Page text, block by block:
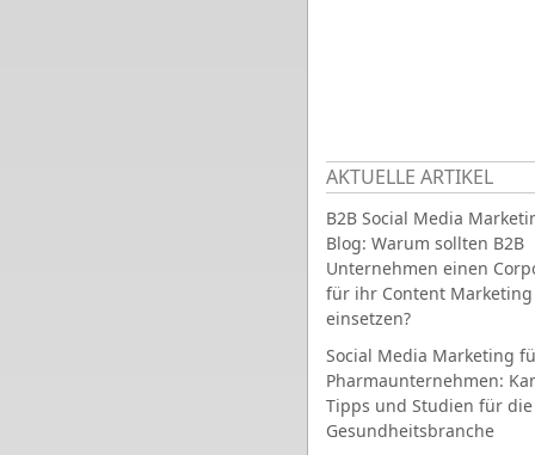
AKTUELLE ARTIKEL
B2B Social Media
Blog: Warum sollten B2B
Unternehmen einen
für ihr Content Marketing
einsetzen?
Social Media Marketing
Pharmaunternehmen:
Tipps und Studien für die
Gesundheitsbranche